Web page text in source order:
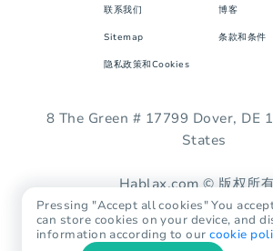
联系我们 博客
Sitemap 条款和条件
隐私政策和Cookies
8 The Green # 17799 Dover, DE
States
Hablax.com © 版权所有
Pressing "Accept all cookies" You
can store cookies on your device, and
information according to ourcookie